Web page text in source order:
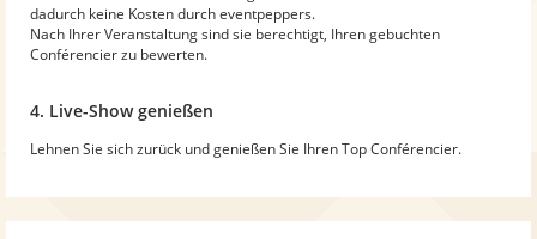
dadurch keine Kosten durch eventpeppers.
Nach Ihrer Veranstaltung sind sie berechtigt, Ihren gebuchten
Conférencier zu bewerten.
4. Live-Show genießen
Lehnen Sie sich zurück und genießen Sie Ihren Top Conférencier.